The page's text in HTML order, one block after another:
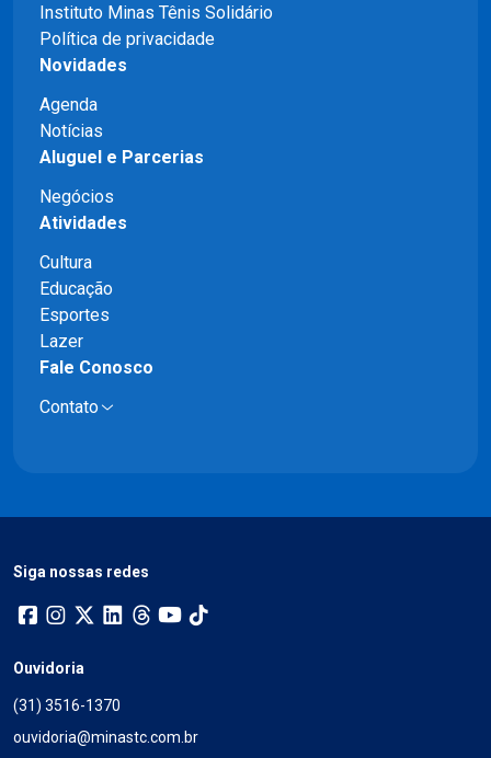
Instituto Minas Tênis Solidário
Política de privacidade
Novidades
Agenda
Notícias
Aluguel e Parcerias
Negócios
Atividades
Cultura
Educação
Esportes
Lazer
Fale Conosco
Contato
Siga nossas redes
Ouvidoria
(31) 3516-1370
ouvidoria@minastc.com.br